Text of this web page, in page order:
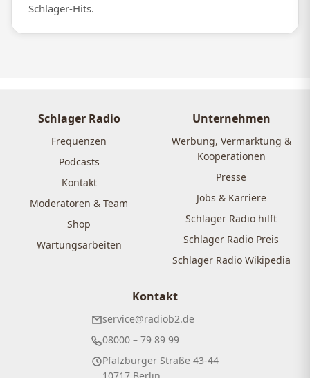
Schlager-Hits.
Schlager Radio
Frequenzen
Podcasts
Kontakt
Moderatoren & Team
Shop
Wartungsarbeiten
Unternehmen
Werbung, Vermarktung &
Kooperationen
Presse
Jobs & Karriere
Schlager Radio hilft
Schlager Radio Preis
Schlager Radio Wikipedia
Kontakt
service@radiob2.de
08000 – 79 89 99
Pfalzburger Straße 43-44
10717 Berlin